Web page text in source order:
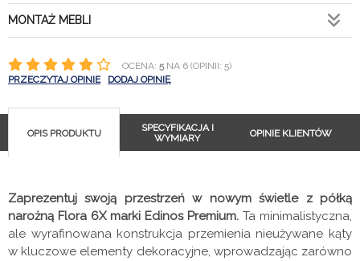
MONTAŻ MEBLI
OCENA: 5NA 6 (OPINII: 5)
PRZECZYTAJ OPINIE
DODAJ OPINIĘ
OPIS PRODUKTU
SPECYFIKACJA I
WYMIARY
OPINIE KLIENTÓW
Zaprezentuj swoją przestrzeń w nowym świetle z półką
narożną Flora 6X marki Edinos Premium. Ta minimalistyczna,
ale wyrafinowana konstrukcja przemienia nieużywane kąty
w kluczowe elementy dekoracyjne, wprowadzając zarówno